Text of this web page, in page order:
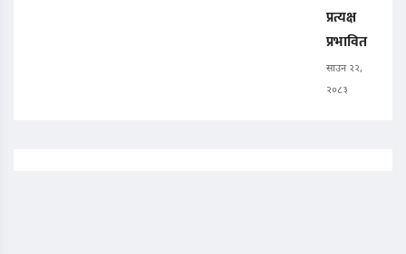
प्रत्यक्ष
प्रभावित
साउन २२,
२०८३